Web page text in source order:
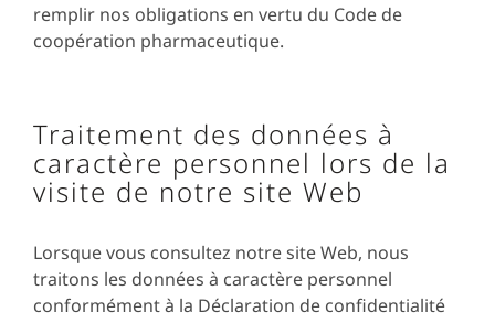
remplir nos obligations en vertu du Code de
coopération pharmaceutique.
Traitement des données à
caractère personnel lors de la
visite de notre site Web
Lorsque vous consultez notre site Web, nous
traitons les données à caractère personnel
conformément à la Déclaration de confidentialité